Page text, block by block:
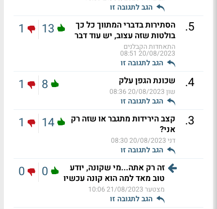
הגב לתגובה זו
5
.
הסתירות בדברי המתווך כל כך
בולטות שזה עצוב, יש עוד דבר
התאחדות הקבלנים
20/08/2023 08:51
הגב לתגובה זו
13
1
4
. שכונת הגפן עלק
שון20/08/2023 08:36
הגב לתגובה זו
8
1
3
.
קצב הירידות מתגבר או שזה רק
אני?
דני20/08/2023 08:30
הגב לתגובה זו
14
1
זה רק אתה...מי שקונה, יודע
טוב מאד למה הוא קונה עכשיו
מצטער21/08/2023 10:06
הגב לתגובה זו
0
0